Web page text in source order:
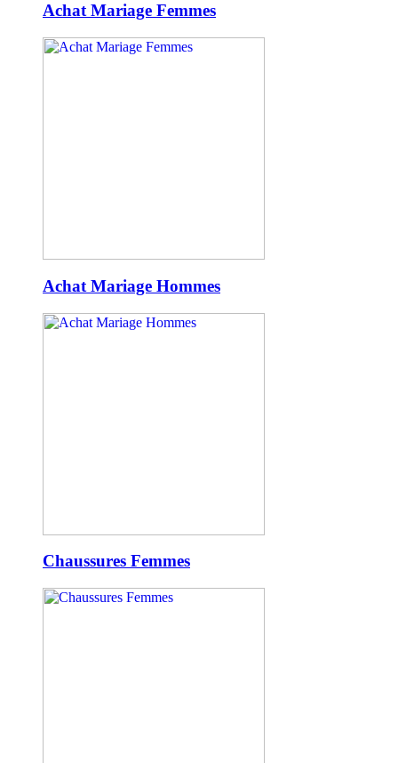
Achat Mariage Femmes
Achat Mariage Hommes
Chaussures Femmes